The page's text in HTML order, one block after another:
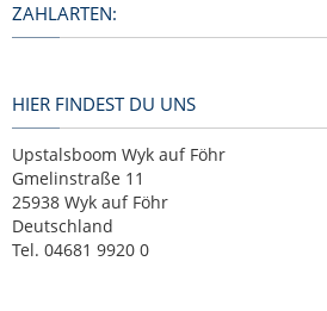
ZAHLARTEN:
HIER FINDEST DU UNS
Upstalsboom Wyk auf Föhr
Gmelinstraße 11
25938 Wyk auf Föhr
Deutschland
Tel. 04681 9920 0